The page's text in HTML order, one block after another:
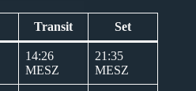
Transit Set
14:26
MESZ
21:35
MESZ